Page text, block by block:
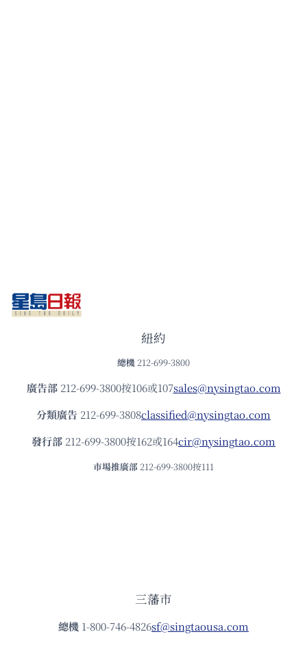
紐約
總機 212-699-3800
廣告部212-699-3800按106或107sales@nysingtao.com
分類廣告 212-699-3808classified@nysingtao.com
發⾏部 212-699-3800按162或164cir@nysingtao.com
市場推廣部 212-699-3800按111
三藩市
總機 1-800-746-4826sf@singtaousa.com